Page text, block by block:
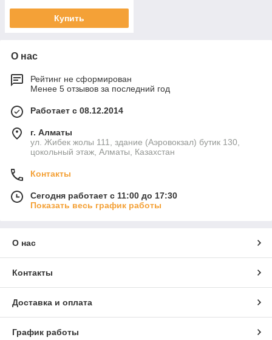
Купить
О нас
Рейтинг не сформирован
Менее 5 отзывов за последний год
Работает с 08.12.2014
г. Алматы
ул. Жибек жолы 111, здание (Аэровокзал) бутик 130,
цокольный этаж, Алматы, Казахстан
Контакты
Сегодня работает с 11:00 до 17:30
Показать весь график работы
О нас
Контакты
Доставка и оплата
График работы